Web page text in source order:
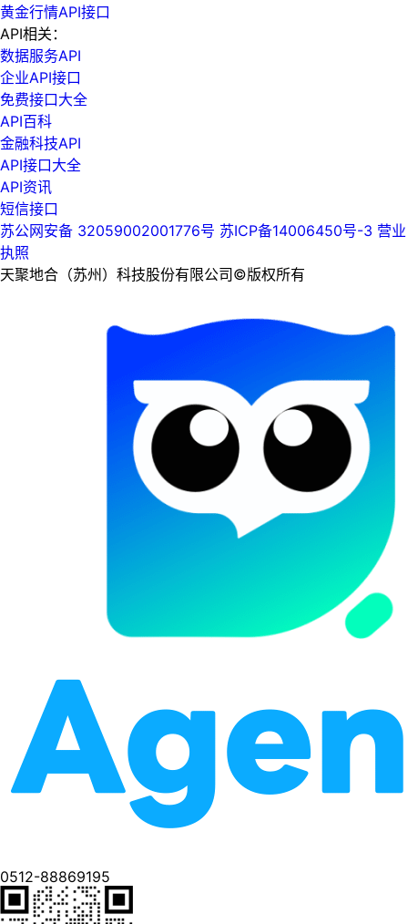
黄金行情API接口
API相关：
数据服务API
企业API接口
免费接口大全
API百科
金融科技API
API接口大全
API资讯
短信接口
苏公网安备 32059002001776号 苏ICP备14006450号-3 营业
执照
天聚地合（苏州）科技股份有限公司©版权所有
0512-88869195